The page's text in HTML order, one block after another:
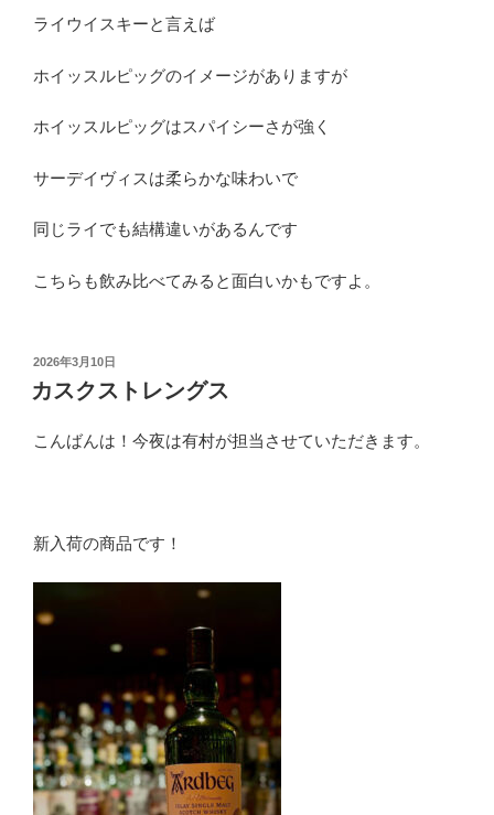
ライウイスキーと言えば
ホイッスルピッグのイメージがありますが
ホイッスルピッグはスパイシーさが強く
サーデイヴィスは柔らかな味わいで
同じライでも結構違いがあるんです
こちらも飲み比べてみると面白いかもですよ。
投
稿
日:
2026年3月10日
カスクストレングス
こんばんは！今夜は有村が担当させていただきます。
新入荷の商品です！